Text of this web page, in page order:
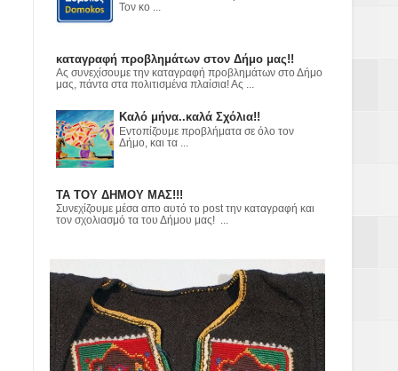
Τον κο ...
καταγραφή προβλημάτων στον Δήμο μας!!
Ας συνεχίσουμε την καταγραφή προβλημάτων στο Δήμο
μας, πάντα στα πολιτισμένα πλαίσια! Ας ...
Καλό μήνα..καλά Σχόλια!!
Εντοπίζουμε προβλήματα σε όλο τον
Δήμο, και τα ...
ΤΑ ΤΟΥ ΔΗΜΟΥ ΜΑΣ!!!
Συνεχίζουμε μέσα απο αυτό το post την καταγραφή και
τον σχολιασμό τα του Δήμου μας! ...